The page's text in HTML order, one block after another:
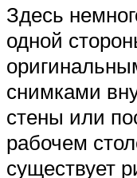
Здесь
одной
снимками
стены или
рабочем
существует